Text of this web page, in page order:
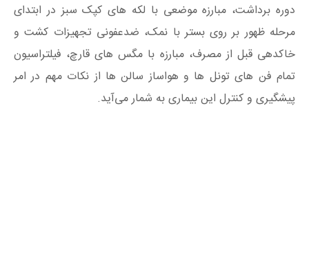
دوره برداشت، مبارزه موضعی با لکه های کپک سبز در ابتدای
مرحله ظهور بر روی بستر با نمک، ضدعفونی تجهیزات کشت و
خاکدهی قبل از مصرف، مبارزه با مگس های قارچ، فیلتراسیون
تمام فن های تونل ها و هواساز سالن ها از نکات مهم در امر
پیشگیری و کنترل این بیماری به شمار می‌آید.